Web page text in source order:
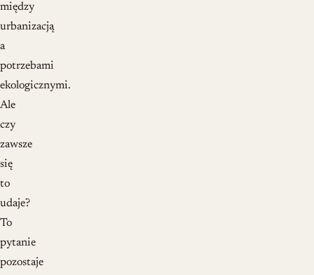
między
urbanizacją
a
potrzebami
ekologicznymi.
Ale
czy
zawsze
się
to
udaje?
To
pytanie
pozostaje